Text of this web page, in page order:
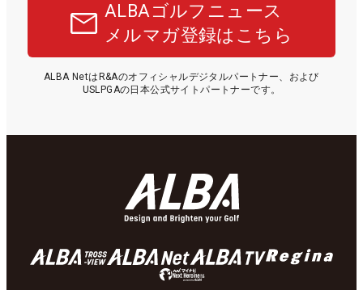
ALBAゴルフニュース
メルマガ登録はこちら
ALBA NetはR&Aのオフィシャルデジタルパートナー、および
USLPGAの日本公式サイトパートナーです。